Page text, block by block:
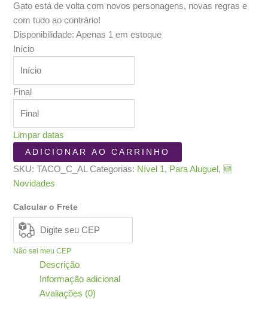
Gato está de volta com novos personagens, novas regras e
com tudo ao contrário!
Disponibilidade: Apenas 1 em estoque
Início
Final
Limpar datas
Taco
Gato
Pizza
-
Ao
Contrário
quantidade
ADICIONAR AO CARRINHO
SKU:TACO_C_AL Categorias: Nível 1 , Para Aluguel , 🆕
Novidades
Calcular o Frete
Não sei meu CEP
Descrição
Informação adicional
Avaliações (0)